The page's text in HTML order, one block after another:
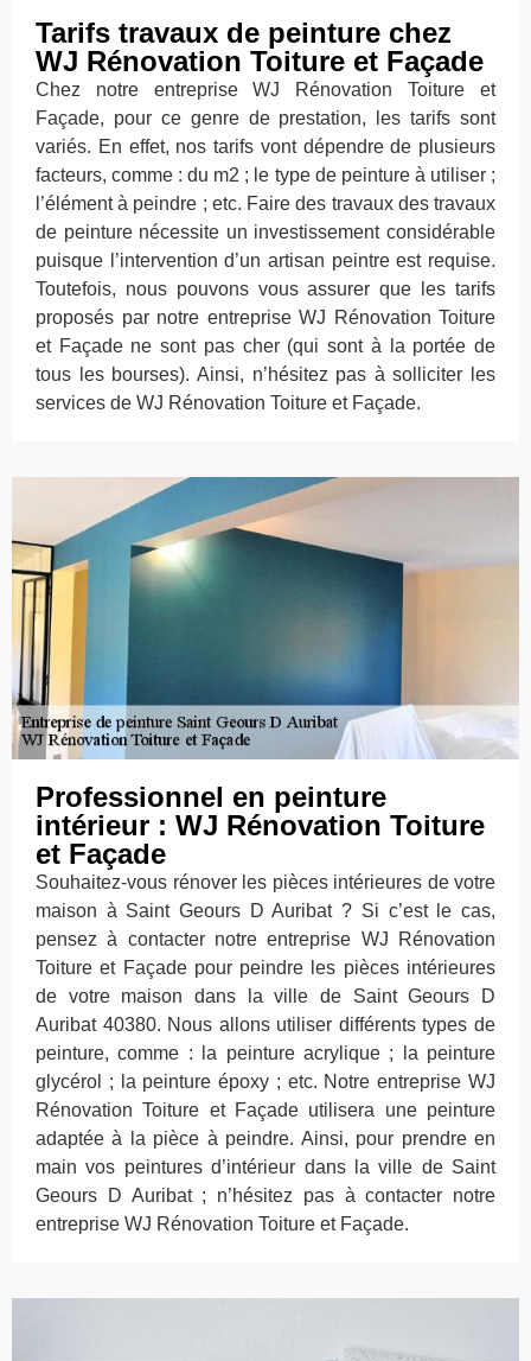
Tarifs travaux de peinture chez
WJ Rénovation Toiture et Façade
Chez notre entreprise WJ Rénovation Toiture et
Façade, pour ce genre de prestation, les tarifs sont
variés. En effet, nos tarifs vont dépendre de plusieurs
facteurs, comme : du m2 ; le type de peinture à utiliser ;
l’élément à peindre ; etc. Faire des travaux des travaux
de peinture nécessite un investissement considérable
puisque l’intervention d’un artisan peintre est requise.
Toutefois, nous pouvons vous assurer que les tarifs
proposés par notre entreprise WJ Rénovation Toiture
et Façade ne sont pas cher (qui sont à la portée de
tous les bourses). Ainsi, n’hésitez pas à solliciter les
services de WJ Rénovation Toiture et Façade.
Professionnel en peinture
intérieur : WJ Rénovation Toiture
et Façade
Souhaitez-vous rénover les pièces intérieures de votre
maison à Saint Geours D Auribat ? Si c’est le cas,
pensez à contacter notre entreprise WJ Rénovation
Toiture et Façade pour peindre les pièces intérieures
de votre maison dans la ville de Saint Geours D
Auribat 40380. Nous allons utiliser différents types de
peinture, comme : la peinture acrylique ; la peinture
glycérol ; la peinture époxy ; etc. Notre entreprise WJ
Rénovation Toiture et Façade utilisera une peinture
adaptée à la pièce à peindre. Ainsi, pour prendre en
main vos peintures d’intérieur dans la ville de Saint
Geours D Auribat ; n’hésitez pas à contacter notre
entreprise WJ Rénovation Toiture et Façade.